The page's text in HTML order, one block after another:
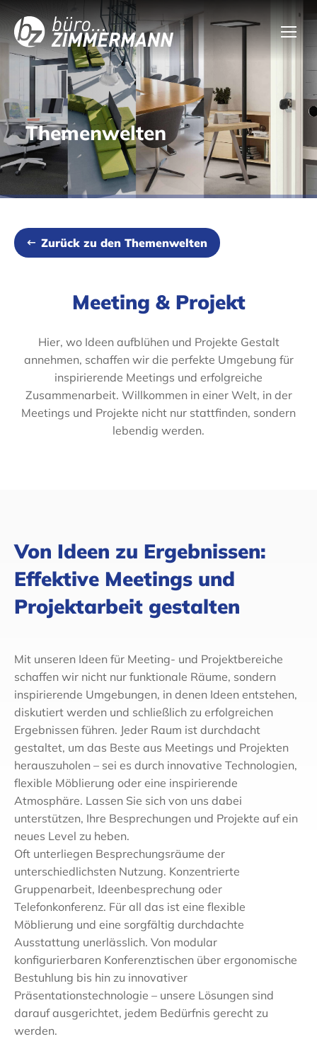
Themenwelten
Zurück zu den Themenwelten
Meeting & Projekt
Hier, wo Ideen aufblühen und Projekte Gestalt
annehmen, schaffen wir die perfekte Umgebung für
inspirierende Meetings und erfolgreiche
Zusammenarbeit. Willkommen in einer Welt, in der
Meetings und Projekte nicht nur stattfinden, sondern
lebendig werden.
Von Ideen zu Ergebnissen:
Effektive Meetings und
Projektarbeit gestalten
Mit unseren Ideen für Meeting- und Projektbereiche
schaffen wir nicht nur funktionale Räume, sondern
inspirierende Umgebungen, in denen Ideen entstehen,
diskutiert werden und schließlich zu erfolgreichen
Ergebnissen führen. Jeder Raum ist durchdacht
gestaltet, um das Beste aus Meetings und Projekten
herauszuholen – sei es durch innovative Technologien,
flexible Möblierung oder eine inspirierende
Atmosphäre. Lassen Sie sich von uns dabei
unterstützen, Ihre Besprechungen und Projekte auf ein
neues Level zu heben.
Oft unterliegen Besprechungsräume der
unterschiedlichsten Nutzung. Konzentrierte
Gruppenarbeit, Ideenbesprechung oder
Telefonkonferenz. Für all das ist eine flexible
Möblierung und eine sorgfältig durchdachte
Ausstattung unerlässlich. Von modular
konfigurierbaren Konferenztischen über ergonomische
Bestuhlung bis hin zu innovativer
Präsentationstechnologie – unsere Lösungen sind
darauf ausgerichtet, jedem Bedürfnis gerecht zu
werden.